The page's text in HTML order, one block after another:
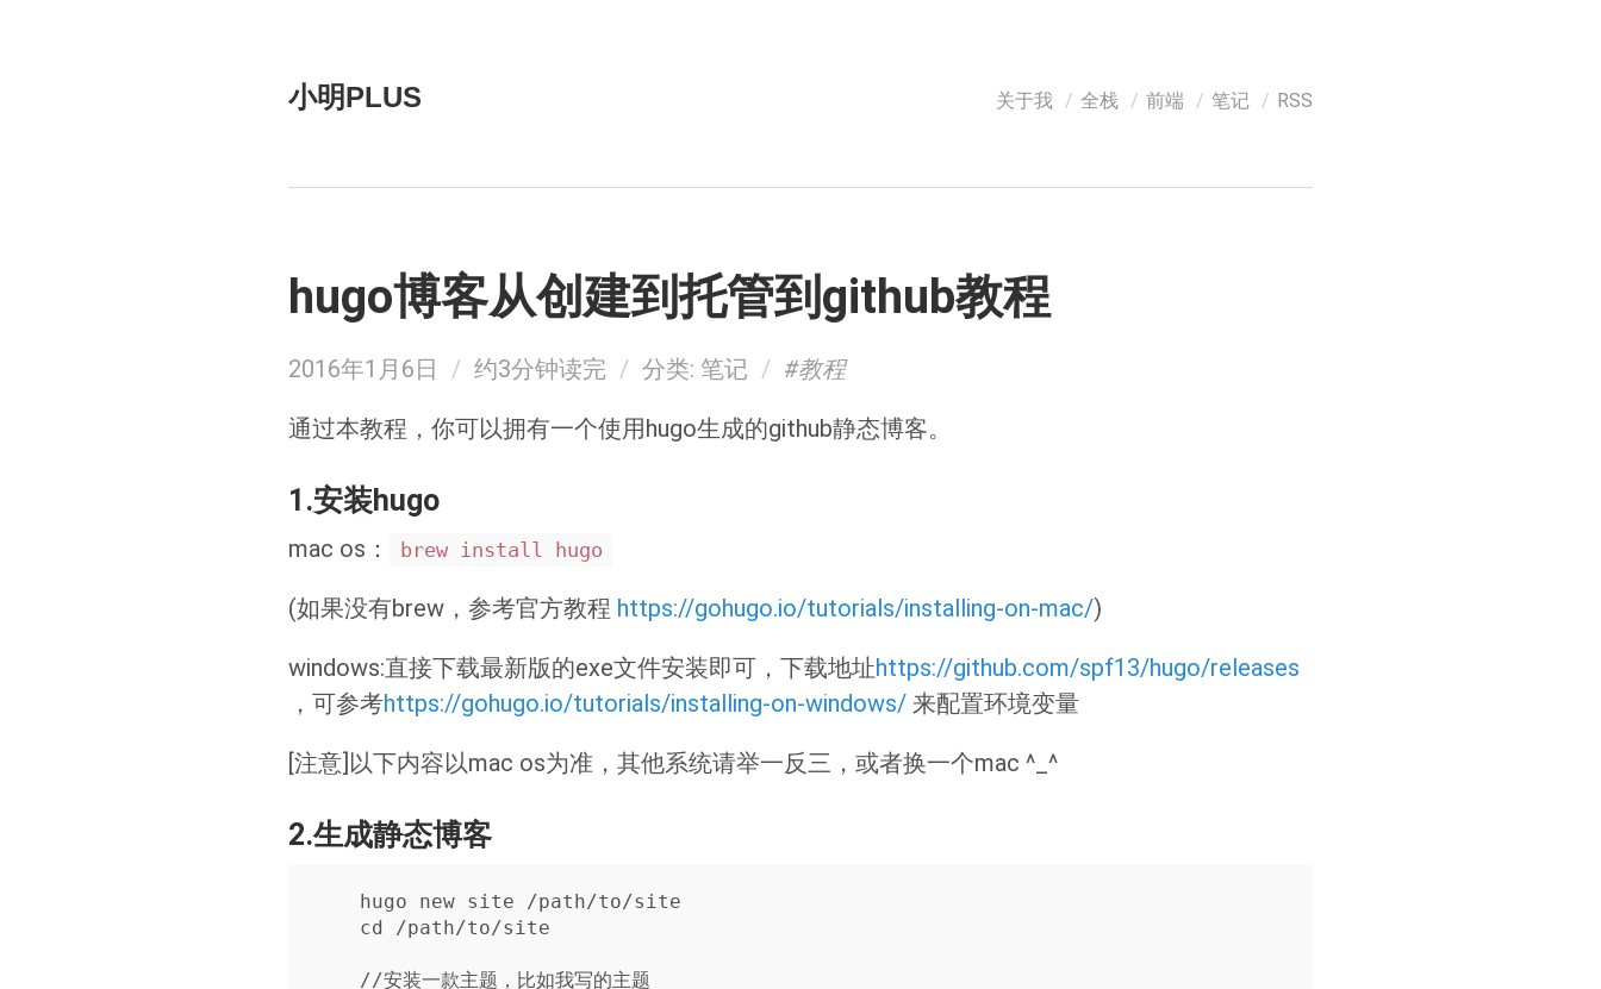
小明PLUS 关于我 全栈 前端 笔记 RSS
hugo博客从创建到托管到github教程
2016年1月6日 / 约3分钟读完 / 分类: 笔记 / #教程
通过本教程，你可以拥有一个使用hugo生成的github静态博客。
1.安装hugo
mac os： brew install hugo
(如果没有brew，参考官方教程 https://gohugo.io/tutorials/installing-on-mac/)
windows:直接下载最新版的exe文件安装即可，下载地址https://github.com/spf13/hugo/releases
，可参考https://gohugo.io/tutorials/installing-on-windows/ 来配置环境变量
[注意]以下内容以mac os为准，其他系统请举一反三，或者换一个mac ^_^
2.生成静态博客